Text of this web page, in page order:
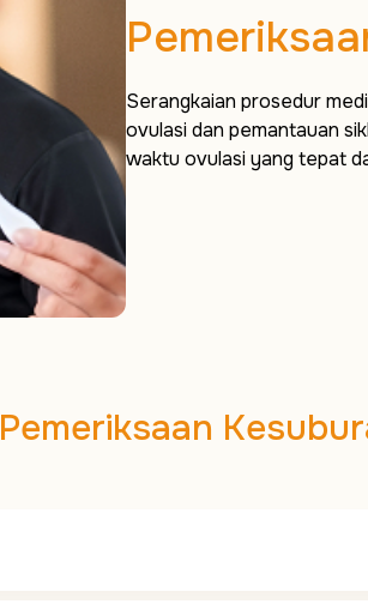
Serangkaian prosedur
ovulasi dan pemantauan
waktu ovulasi yang tepat